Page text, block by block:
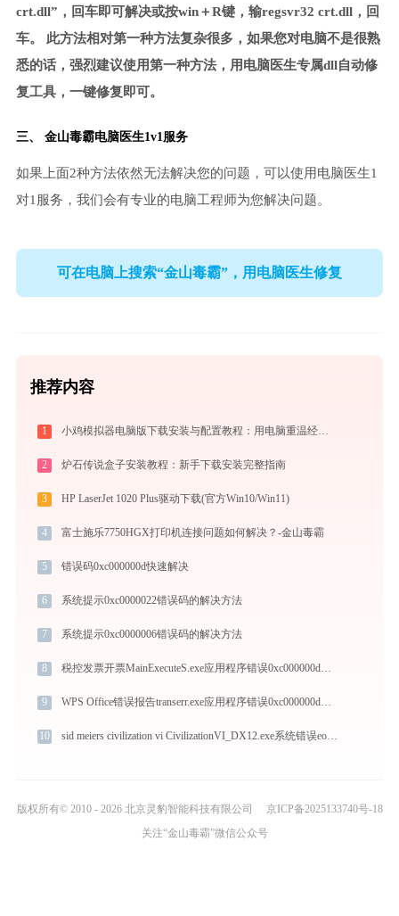
crt.dll”，回车即可解决或按win＋R键，输regsvr32 crt.dll，回
车。 此方法相对第一种方法复杂很多，如果您对电脑不是很熟
悉的话，强烈建议使用第一种方法，用电脑医生专属dll自动修
复工具，一键修复即可。
三、 金山毒霸电脑医生1v1服务
如果上面2种方法依然无法解决您的问题，可以使用电脑医生1
对1服务，我们会有专业的电脑工程师为您解决问题。
可在电脑上搜索“金山毒霸”，用电脑医生修复
推荐内容
1 小鸡模拟器电脑版下载安装与配置教程：用电脑重温经典街机与掌机游戏
2 炉石传说盒子安装教程：新手下载安装完整指南
3 HP LaserJet 1020 Plus驱动下载(官方Win10/Win11)
4 富士施乐7750HGX打印机连接问题如何解决？-金山毒霸
5 错误码0xc000000d快速解决
6 系统提示0xc0000022错误码的解决方法
7 系统提示0xc0000006错误码的解决方法
8 税控发票开票MainExecuteS.exe应用程序错误0xc000000d解决方法
9 WPS Office错误报告transerr.exe应用程序错误0xc000000d解决方法
10 sid meiers civilization vi CivilizationVI_DX12.exe系统错误eossdk-win64-shipping.dll丢失如何解决
版权所有© 2010 - 2026 北京灵豹智能科技有限公司
京ICP备2025133740号-18
关注“金山毒霸”微信公众号